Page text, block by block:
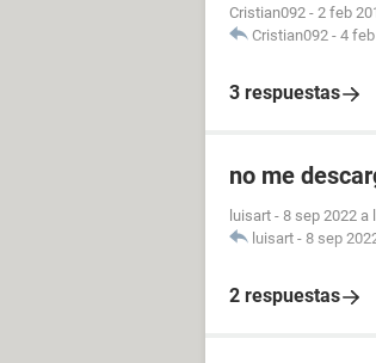
Cristian092 - 2 feb
Cristian092 - 4
3 respuestas
no me
luisart - 8 sep 2022 a
luisart - 8 sep
2 respuestas